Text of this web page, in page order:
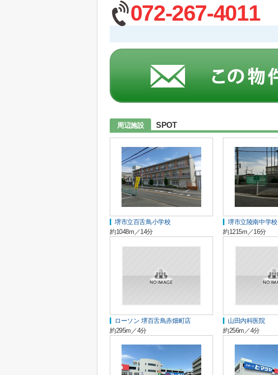
072-267-4011
周辺施設 SPOT
堺市立百舌鳥小学校
約1048m／14分
堺市立陵南中学校
約1215m／16分
ローソン 堺百舌鳥赤畑町店
約295m／4分
山田内科医院
約256m／4分